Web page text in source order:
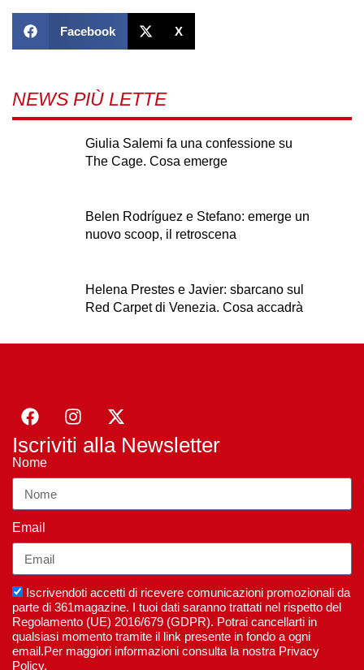
Facebook X
NEWS PIÙ LETTE
Giulia Salemi fa una confessione su
The Cage. Cosa emerge
Belen Rodríguez e Stefano: emerge un
nuovo scoop, il retroscena
Helena Prestes e Javier: sbarcano sul
Red Carpet di Venezia. Cosa accadrà
Iscriviti alla Newsletter
Nome
Email
Iscrivendoti accetti di ricevere comunicazioni promozionali da
parte di 361magazine. I tuoi dati saranno trattati nel rispetto del
Regolamento (UE) 2016/679 (GDPR). Potrai cancellarti in
qualsiasi momento tramite il link presente in fondo a ogni
email.Per maggiori informazioni consulta la nostra Privacy
Policy.